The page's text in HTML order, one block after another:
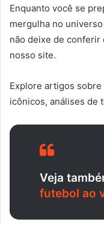
Enquanto você se
mergulha no
não deixe de
nosso site.
Explore artigos
icônicos, análises de
Veja
futebol ao